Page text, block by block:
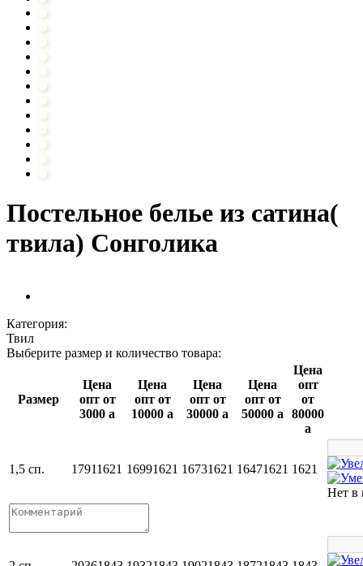
Постельное белье из сатина(
твила) Сонголика
Категория:
Твил
Выберите размер и количество товара:
Размер
Цена
опт от
3000 a
Цена
опт от
10000 a
Цена
опт от
30000 a
Цена
опт от
50000 a
Цена
опт
от
80000
a
1,5 сп. 17911621 16991621 16731621 16471621 1621
Нет в